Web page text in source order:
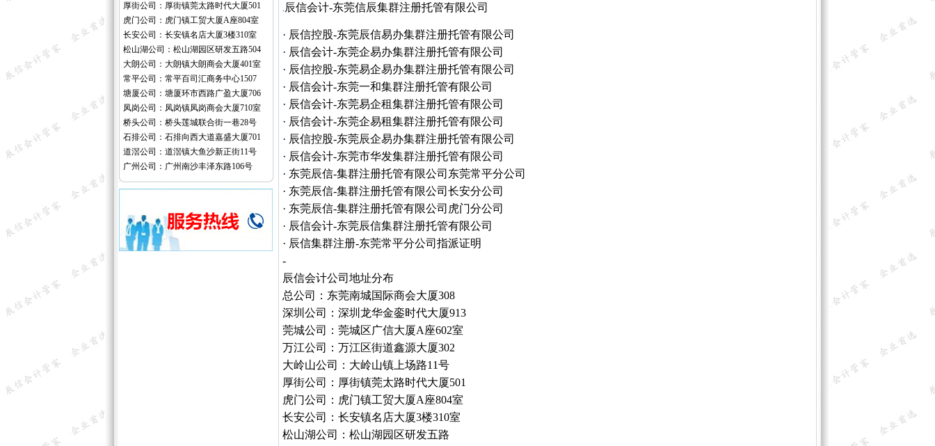
1
厚街公司：厚街镇莞太路时代大厦501
虎门公司：虎门镇工贸大厦A座804室
长安公司：长安镇名店大厦3楼310室
松山湖公司：松山湖园区研发五路504
大朗公司：大朗镇大朗商会大厦401室
常平公司：常平百司汇商务中心1507
塘厦公司：塘厦环市西路广盈大厦706
凤岗公司：凤岗镇凤岗商会大厦710室
桥头公司：桥头莲城联合街一巷28号
石排公司：石排向西大道嘉盛大厦701
道滘公司：道滘镇大鱼沙新正街11号
广州公司：广州南沙丰泽东路106号
. 辰信会计-东莞信辰集群注册托管有限公司
· 辰信控股-东莞辰信易办集群注册托管有限公司
· 辰信会计-东莞企易办集群注册托管有限公司
· 辰信控股-东莞易企易办集群注册托管有限公司
· 辰信会计-东莞一和集群注册托管有限公司
· 辰信会计-东莞易企租集群注册托管有限公司
· 辰信会计-东莞企易租集群注册托管有限公司
· 辰信控股-东莞辰企易办集群注册托管有限公司
· 辰信会计-东莞市华发集群注册托管有限公司
· 东莞辰信-集群注册托管有限公司东莞常平分公司
· 东莞辰信-集群注册托管有限公司长安分公司
· 东莞辰信-集群注册托管有限公司虎门分公司
· 辰信会计-东莞辰信集群注册托管有限公司
· 辰信集群注册-东莞常平分公司指派证明
-
辰信会计公司地址分布
总公司：东莞南城国际商会大厦308
深圳公司：深圳龙华金銮时代大厦913
莞城公司：莞城区广信大厦A座602室
万江公司：万江区街道鑫源大厦302
大岭山公司：大岭山镇上场路11号
厚街公司：厚街镇莞太路时代大厦501
虎门公司：虎门镇工贸大厦A座804室
长安公司：长安镇名店大厦3楼310室
松山湖公司：松山湖园区研发五路